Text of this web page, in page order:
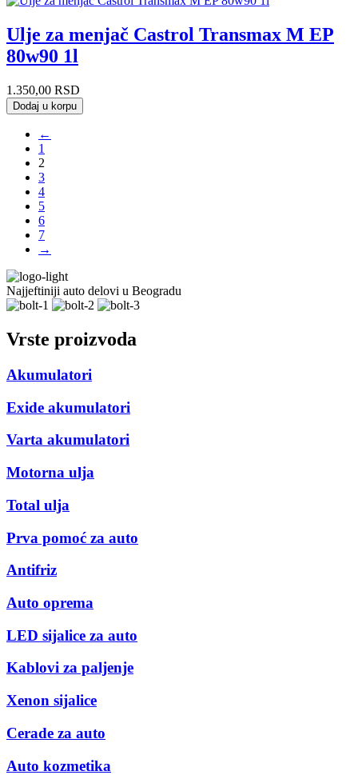
Ulje za menjač Castrol Transmax M EP
80w90 1l
1.350,00 RSD
Dodaj u korpu
←
1
2
3
4
5
6
7
→
Najjeftiniji auto delovi u Beogradu
Vrste proizvoda
Akumulatori
Exide akumulatori
Varta akumulatori
Motorna ulja
Total ulja
Prva pomoć za auto
Antifriz
Auto oprema
LED sijalice za auto
Kablovi za paljenje
Xenon sijalice
Cerade za auto
Auto kozmetika